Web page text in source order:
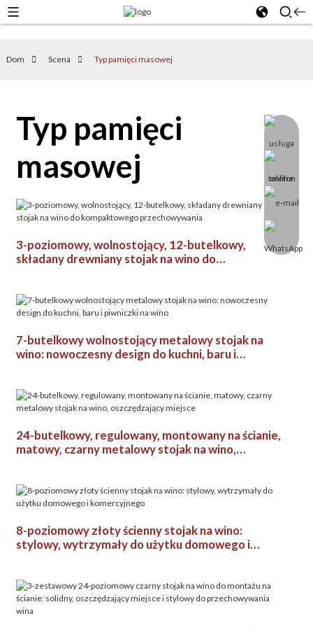
Dom Scena Typ pamięci masowej
Typ pamięci
masowej
3-poziomowy, wolnostojący, 12-butelkowy,
składany drewniany stojak na wino do
7-butelkowy wolnostojący metalowy stojak na
wino: nowoczesny design do kuchni, baru i
24-butelkowy, regulowany, montowany na ścianie,
matowy, czarny metalowy stojak na wino,
8-poziomowy złoty ścienny stojak na wino:
stylowy, wytrzymały do ​​użytku domowego i